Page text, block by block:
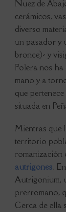
Nuez de
cerámicos,
diverso
un pasador y
bronce)- y
Polera nos ha
mano y a
que
situada en
Mientras que
territorio
romanización
autrigones.
Autrigonium,
prerromano,
Cerca de ella